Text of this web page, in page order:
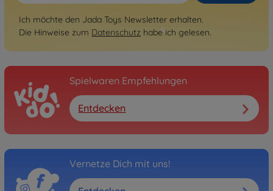
Ich möchte den Jada Toys Newsletter erhalten.
Die Hinweise zum Datenschutz habe ich gelesen.
Spielwaren Empfehlungen
Entdecken
Vernetze Dich mit uns!